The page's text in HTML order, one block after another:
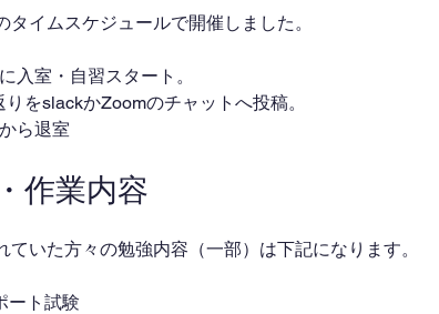
タイムスケジュールで開催しました。
入室・自習スタート。
をslackかZoomのチャットへ投稿。
ら退室
作業内容
ていた方々の勉強内容（一部）は下記になります。
ート試験